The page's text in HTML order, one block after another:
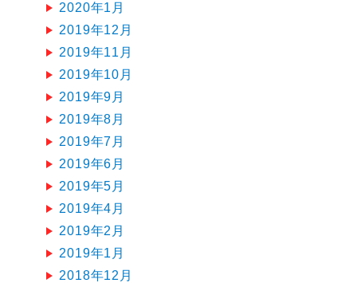
2020年1月
2019年12月
2019年11月
2019年10月
2019年9月
2019年8月
2019年7月
2019年6月
2019年5月
2019年4月
2019年2月
2019年1月
2018年12月